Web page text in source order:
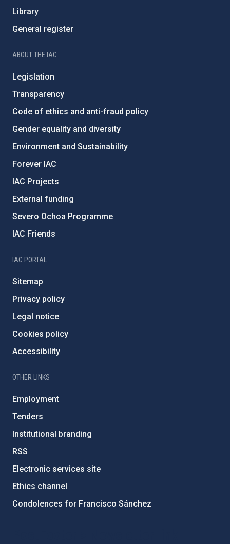
Library
General register
ABOUT THE IAC
Legislation
Transparency
Code of ethics and anti-fraud policy
Gender equality and diversity
Environment and Sustainability
Forever IAC
IAC Projects
External funding
Severo Ochoa Programme
IAC Friends
IAC PORTAL
Sitemap
Privacy policy
Legal notice
Cookies policy
Accessibility
OTHER LINKS
Employment
Tenders
Institutional branding
RSS
Electronic services site
Ethics channel
Condolences for Francisco Sánchez